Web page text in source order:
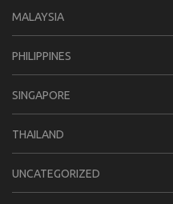
MALAYSIA
PHILIPPINES
SINGAPORE
THAILAND
UNCATEGORIZED